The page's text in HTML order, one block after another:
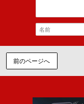
前のページへ